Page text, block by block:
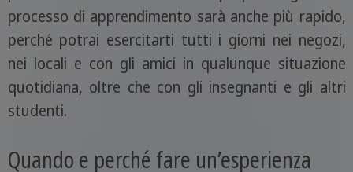
processo di apprendimento sarà anche più rapido,
perché potrai esercitarti tutti i giorni nei negozi,
nei locali e con gli amici in qualunque situazione
quotidiana, oltre che con gli insegnanti e gli altri
studenti.
Quando e perché fare un’esperienza